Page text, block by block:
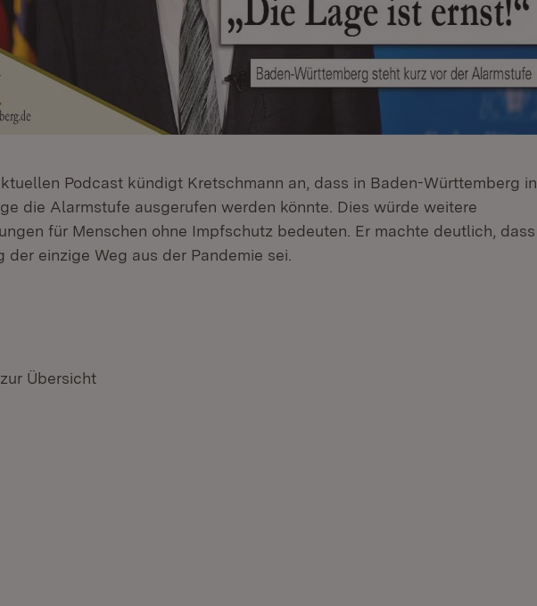
Podcast kündigt Kretschmann an, dass in Baden-Württemberg in
die Alarmstufe ausgerufen werden könnte. Dies würde weitere
für Menschen ohne Impfschutz bedeuten. Er machte deutlich, dass
der einzige Weg aus der Pandemie sei.
Übersicht